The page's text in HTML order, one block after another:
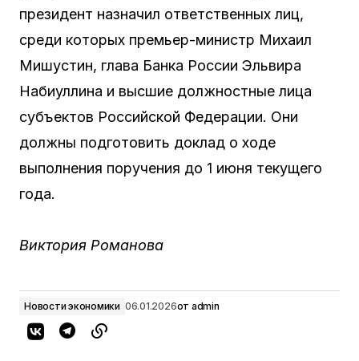
президент назначил ответственных лиц,
среди которых премьер-министр Михаил
Мишустин, глава Банка России Эльвира
Набиуллина и высшие должностные лица
субъектов Российской Федерации. Они
должны подготовить доклад о ходе
выполнения поручения до 1 июня текущего
года.
Виктория Романова
Новости экономики 06.01.2026от admin